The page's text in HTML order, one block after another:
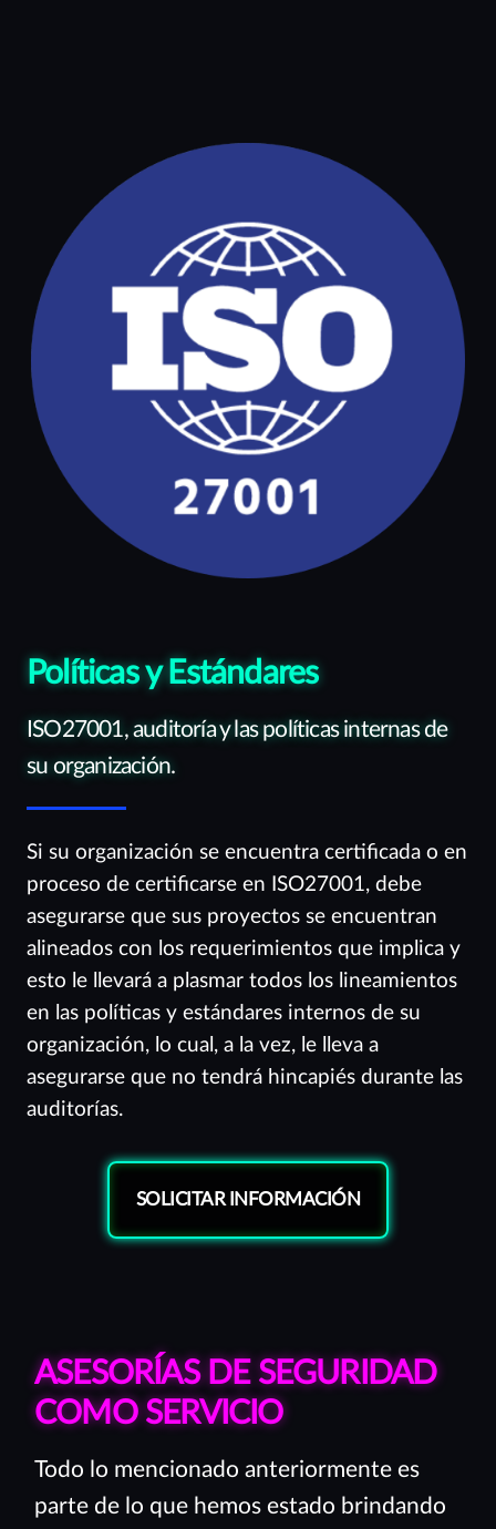
Políticas y Estándares
ISO27001, auditoría y las políticas internas de
su organización.
Si su organización se encuentra certificada o en
proceso de certificarse en ISO27001, debe
asegurarse que sus proyectos se encuentran
alineados con los requerimientos que implica y
esto le llevará a plasmar todos los lineamientos
en las políticas y estándares internos de su
organización, lo cual, a la vez, le lleva a
asegurarse que no tendrá hincapiés durante las
auditorías.
SOLICITAR INFORMACIÓN
ASESORÍAS DE SEGURIDAD
COMO SERVICIO
Todo lo mencionado anteriormente es
parte de lo que hemos estado brindando